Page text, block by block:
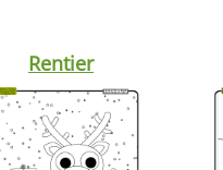
Rentier